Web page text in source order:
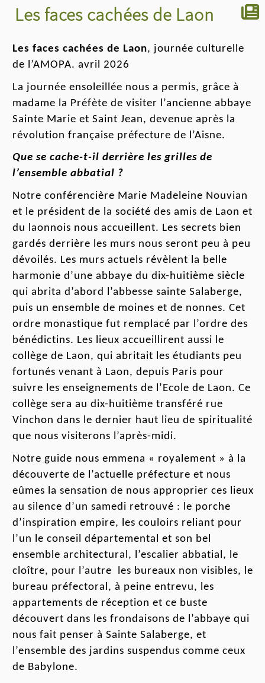
Les faces cachées de Laon
Les faces cachées de Laon, journée culturelle
de l’AMOPA. avril 2026
La journée ensoleillée nous a permis, grâce à
madame la Préfète de visiter l’ancienne abbaye
Sainte Marie et Saint Jean, devenue après la
révolution française préfecture de l’Aisne.
Que se cache-t-il derrière les grilles de
l’ensemble abbatial ?
Notre conférencière Marie Madeleine Nouvian
et le président de la société des amis de Laon et
du laonnois nous accueillent. Les secrets bien
gardés derrière les murs nous seront peu à peu
dévoilés. Les murs actuels révèlent la belle
harmonie d’une abbaye du dix-huitième siècle
qui abrita d’abord l’abbesse sainte Salaberge,
puis un ensemble de moines et de nonnes. Cet
ordre monastique fut remplacé par l’ordre des
bénédictins. Les lieux accueillirent aussi le
collège de Laon, qui abritait les étudiants peu
fortunés venant à Laon, depuis Paris pour
suivre les enseignements de l’Ecole de Laon. Ce
collège sera au dix-huitième transféré rue
Vinchon dans le dernier haut lieu de spiritualité
que nous visiterons l’après-midi.
Notre guide nous emmena « royalement » à la
découverte de l’actuelle préfecture et nous
eûmes la sensation de nous approprier ces lieux
au silence d’un samedi retrouvé : le porche
d’inspiration empire, les couloirs reliant pour
l’un le conseil départemental et son bel
ensemble architectural, l’escalier abbatial, le
cloître, pour l’autre les bureaux non visibles, le
bureau préfectoral, à peine entrevu, les
appartements de réception et ce buste
découvert dans les frondaisons de l’abbaye qui
nous fait penser à Sainte Salaberge, et
l’ensemble des jardins suspendus comme ceux
de Babylone.